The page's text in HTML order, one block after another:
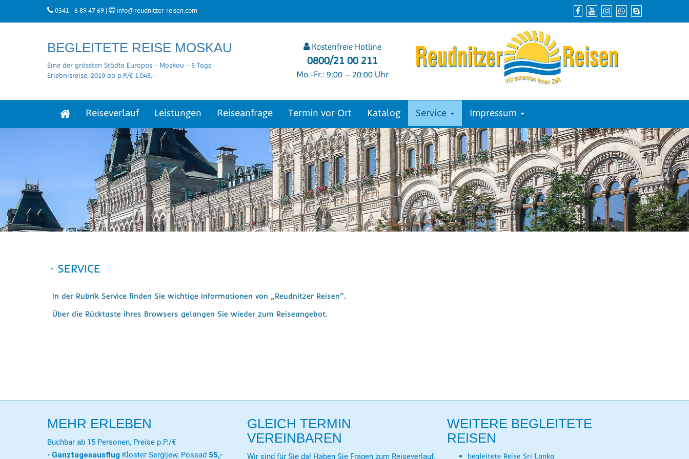
0341 - 6 89 47 69| info@reudnitzer-reisen.com
BEGLEITETE REISE MOSKAU
Eine der grössten Städte Europas - Moskau - 5 Tage
Erlebnisreise, 2019 ab p.P./€ 1.045,-
Kostenfreie Hotline
0800/21 00 211
Mo.-Fr.: 9:00 – 20:00 Uhr
Reiseverlauf Leistungen Reiseanfrage Termin vor Ort Katalog Service Impressum
· SERVICE
In der Rubrik Service finden Sie wichtige Informationen von „Reudnitzer Reisen“.
Über die Rücktaste ihres Browsers gelangen Sie wieder zum Reiseangebot.
MEHR ERLEBEN
Buchbar ab 15 Personen, Preise p.P./€
• Ganztagesausflug Kloster Sergijew, Possad 55,-
GLEICH TERMIN
VEREINBAREN
Wir sind für Sie da! Haben Sie Fragen zum Reiseverlauf.
WEITERE BEGLEITETE
REISEN
begleitete Reise Sri Lanka